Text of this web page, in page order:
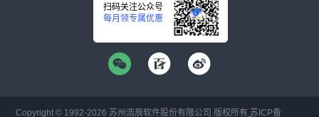
扫码关注公众号
每月领专属优惠
Copyright © 1992-2026 苏州浩辰软件股份有限公司 版权所有 苏ICP备